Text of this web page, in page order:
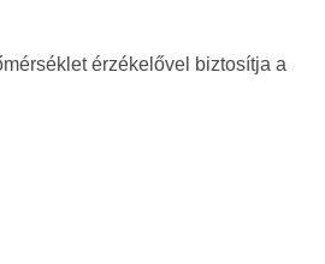
érzékelővel biztosítja a